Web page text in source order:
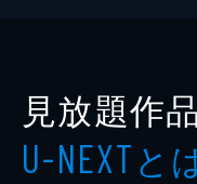
見放題作
U-NEXTと